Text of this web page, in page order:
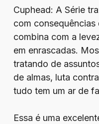
Cuphead: A Série
com
combina com a
em enrascadas.
tratando de
de almas, luta
tudo tem um ar de
Essa é uma